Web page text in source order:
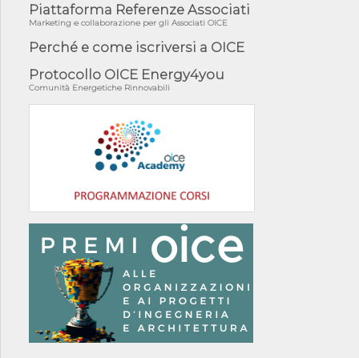
Piattaforma Referenze Associati
Marketing e collaborazione per gli Associati OICE
Perché e come iscriversi a OICE
Protocollo OICE Energy4you
Comunità Energetiche Rinnovabili